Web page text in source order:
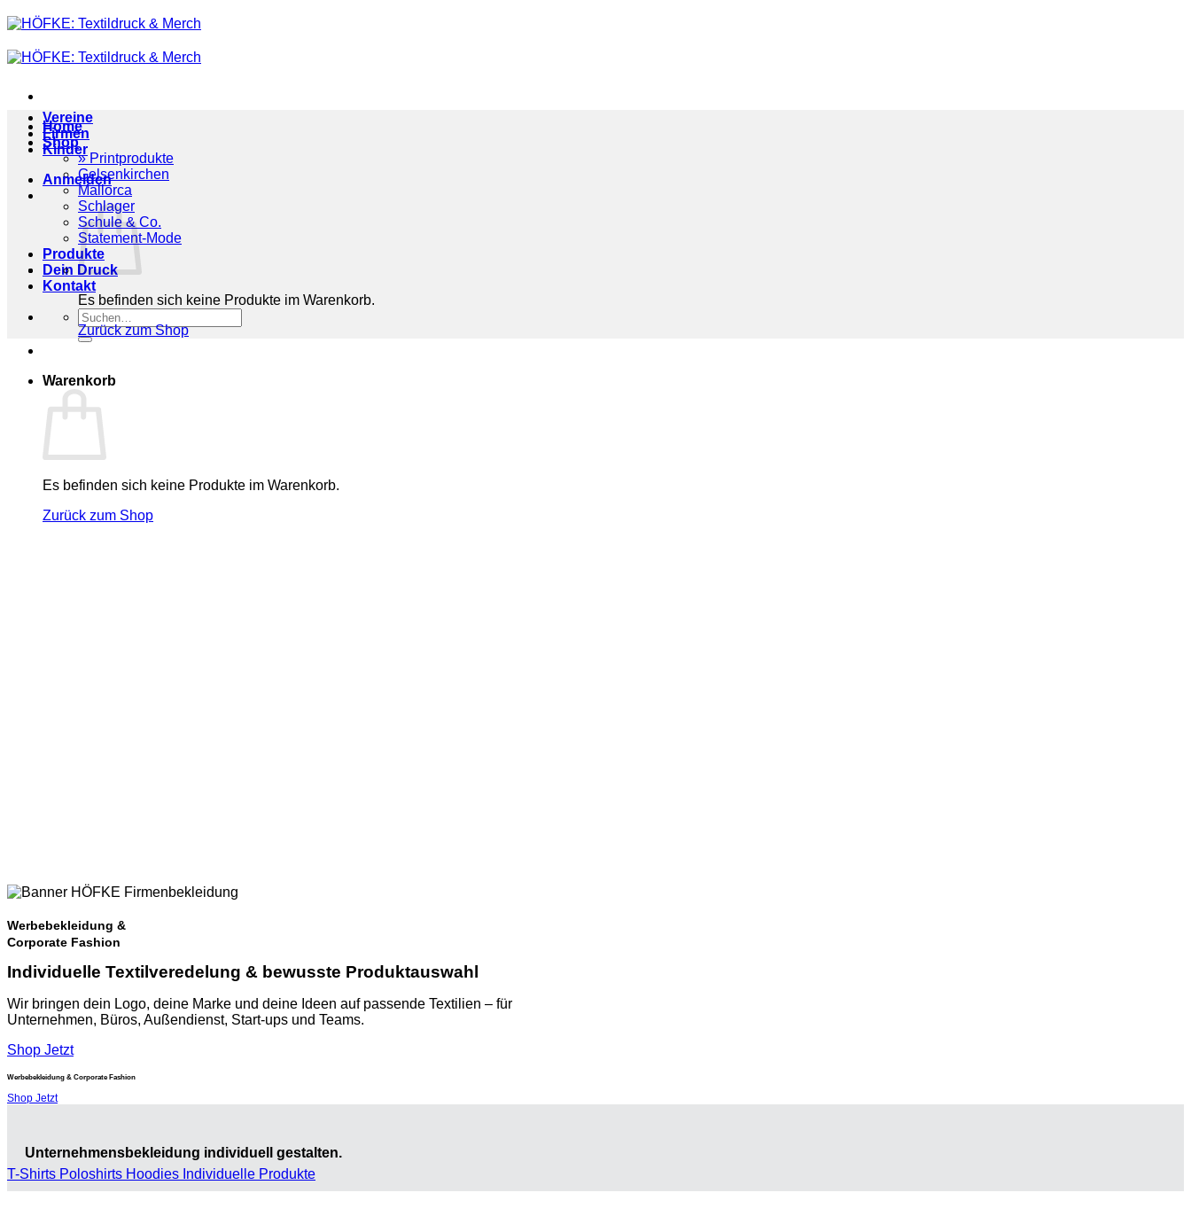
Zum
Inhalt
springen
Home
Shop
» Printprodukte
Gelsenkirchen
Mallorca
Schlager
Schule & Co.
Statement-Mode
Produkte
Dein Druck
Kontakt
Suchen
nach:
Warenkorb
Es befinden sich keine Produkte im Warenkorb.
Zurück zum Shop
Vereine
Firmen
Kinder
Anmelden
Es befinden sich keine Produkte im Warenkorb.
Zurück zum Shop
Werbebekleidung &
Corporate Fashion
Individuelle Textilveredelung & bewusste Produktauswahl
Wir bringen dein Logo, deine Marke und deine Ideen auf passende Textilien – für
Unternehmen, Büros, Außendienst, Start-ups und Teams.
Shop Jetzt
Werbebekleidung & Corporate Fashion
Shop Jetzt
Unternehmensbekleidung individuell gestalten.
T-Shirts Poloshirts Hoodies Individuelle Produkte